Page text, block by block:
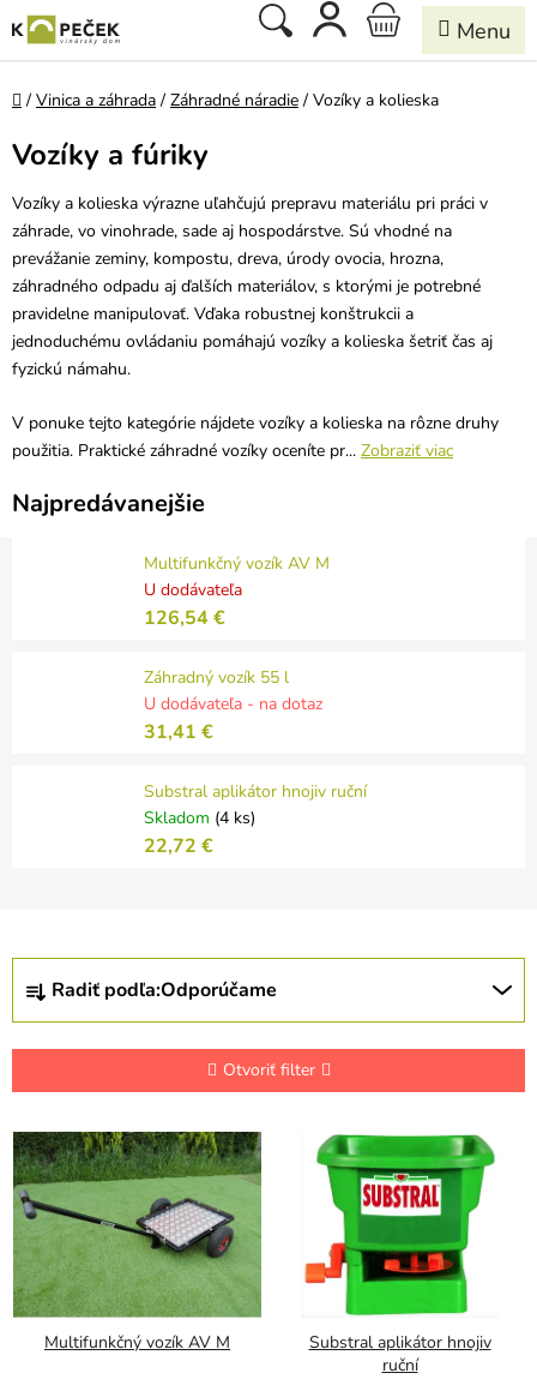
na
obsah
Hľadať
NÁKUPNÝ
KOŠÍK
Domov
/ Vinica a záhrada / Záhradné náradie / Vozíky a kolieska
Vozíky a fúriky
Vozíky a kolieska výrazne uľahčujú prepravu materiálu pri práci v
záhrade, vo vinohrade, sade aj hospodárstve. Sú vhodné na
prevážanie zeminy, kompostu, dreva, úrody ovocia, hrozna,
záhradného odpadu aj ďalších materiálov, s ktorými je potrebné
pravidelne manipulovať. Vďaka robustnej konštrukcii a
jednoduchému ovládaniu pomáhajú vozíky a kolieska šetriť čas aj
fyzickú námahu.
V ponuke tejto kategórie nájdete vozíky a kolieska na rôzne druhy
použitia. Praktické záhradné vozíky oceníte pr... Zobraziť viac
Najpredávanejšie
Multifunkčný vozík AV M
U dodávateľa
126,54 €
Záhradný vozík 55 l
U dodávateľa - na dotaz
31,41 €
Substral aplikátor hnojiv ruční
Skladom (4 ks)
22,72 €
R
d
e
i
e
p
r
o
d
u
k
t
Radiť podľa:Odporúčame
Otvoriť filter
V
ý
p
i
s
p
r
o
Multifunkčný vozík AV M
Substral aplikátor hnojiv
ruční